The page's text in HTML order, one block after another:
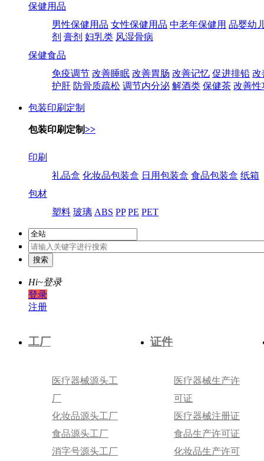
保健用品
男性保健用品 女性保健用品 中老年保健用 品婴幼
剂 膏剂 妇乳类 风湿骨病
保健食品
免疫调节 改善睡眠 改善胃肠 改善记忆 促进排铅 改
护肝 防骨质疏松 调节内分泌 解酒类 保健茶 改善性
包装印刷定制
包装印刷定制>>
印刷
礼品盒 化妆品包装盒 日用包装盒 食品包装盒 纸箱
包材
塑料 玻璃 ABS PP PE PET
Hi~登录
登录
注册
工厂
医疗器械源头工
厂
化妆品源头工厂
食品源头工厂
消字号源头工厂
证件
医疗器械生产许
可证
医疗器械注册证
食品生产许可证
化妆品生产许可